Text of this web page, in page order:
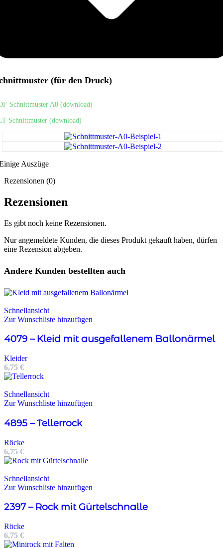
(für den Druck)
Schnittmuster A0 (download)
Schnittmuster (download)
Auszüge
Rezensionen (0)
Rezensionen
Es gibt noch keine Rezensionen.
Nur angemeldete Kunden, die dieses Produkt gekauft haben, dürfen
eine Rezension abgeben.
Andere Kunden bestellten auch
Schnellansicht
Zur Wunschliste hinzufügen
4079 – Kleid mit ausgefallenem Ballonärmel
Kleider
6,75 €
Schnellansicht
Zur Wunschliste hinzufügen
4895 – Tellerrock
Röcke
6,75 €
Schnellansicht
Zur Wunschliste hinzufügen
2397 – Rock mit Gürtelschnalle
Röcke
6,75 €